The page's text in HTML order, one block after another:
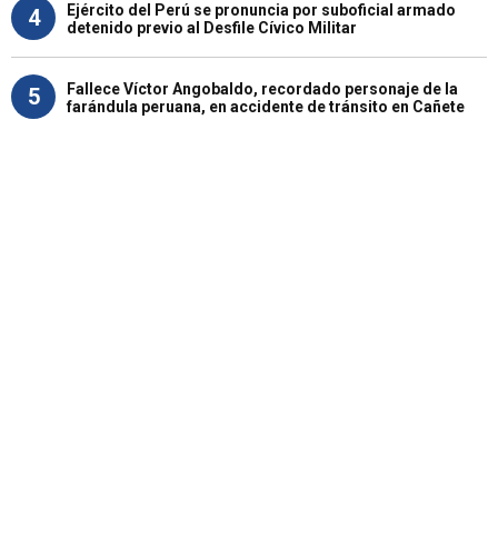
4
Ejército del Perú se pronuncia por suboficial armado
detenido previo al Desfile Cívico Militar
5
Fallece Víctor Angobaldo, recordado personaje de la
farándula peruana, en accidente de tránsito en Cañete